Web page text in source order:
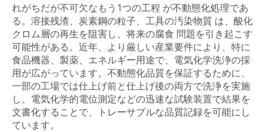
れがちだが不可欠なもう1つの工程 が不動態化処理であ
る。溶接残渣、炭素鋼の粒子、工具の汚染物質 は、酸化
クロム層の再生を阻害し、将来の腐食 問題を引き起こす
可能性がある。近年、より厳しい産業要件により、特に
食品機器、製薬、エネルギー用途で、電気化学洗浄の採
用が広がっています。不動態化品質を保証するために、
一部の工場では仕上げ前と仕上げ後の両方で洗浄を実施
し、電気化学的電位測定などの迅速な試験装置で結果を
文書化することで、トレーサブルな品質記録を可能にし
ています。